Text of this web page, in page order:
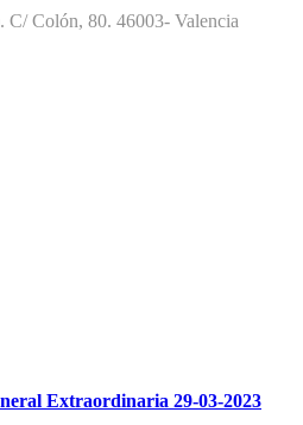
Colón, 80. 46003- Valencia
Extraordinaria 29-03-2023